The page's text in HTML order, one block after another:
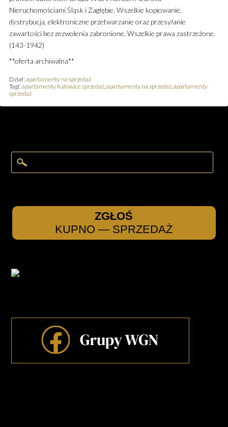
Nieruchomościami Śląsk i Zagłębie. Wszelkie kopiowanie,
dystrybucja, elektroniczne przetwarzanie oraz przesyłanie
zawartości bez zezwolenia zabronione. Wszelkie prawa zastrzeżone.
(143-1942)
**oferta archiwalna**
Dział: apartamenty na sprzedaż
Tagi: apartamenty Katowice sprzedaż,apartamenty na sprzedaż,apartamenty
sprzedaż
ZGŁOŚ
KUPNO — SPRZEDAŻ